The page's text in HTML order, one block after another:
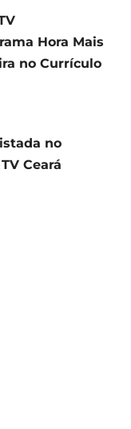
Hora Mais
no Currículo
no
Ceará